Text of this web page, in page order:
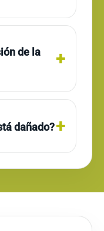
de la
dañado?